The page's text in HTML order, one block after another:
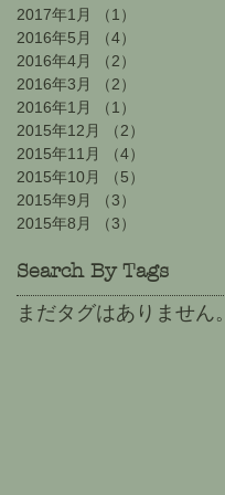
2017年1月 （1）
2016年5月
（4）
2016年4月
（2）
2016年3月
（2）
2016年1月
（1）
2015年12月
（2）
2015年11月
（4）
2015年10月
（5）
2015年9月
（3）
2015年8月
（3）
Search By Tags
まだタグはありません。